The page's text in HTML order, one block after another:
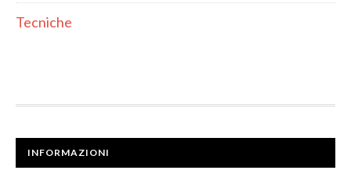
Tecniche
INFORMAZIONI